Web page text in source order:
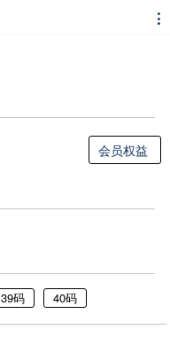

会员权益
39码 40码